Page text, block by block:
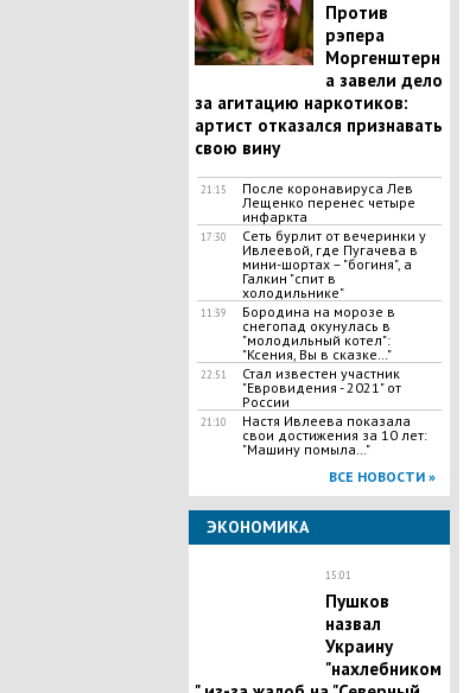
Против
рэпера
Моргенштерн
а завели дело
за агитацию наркотиков:
артист отказался признавать
свою вину
21:15
После коронавируса Лев
Лещенко перенес четыре
инфаркта
17:30
Сеть бурлит от вечеринки у
Ивлеевой, где Пугачева в
мини-шортах – "богиня", а
Галкин "спит в
холодильнике"
11:39
Бородина на морозе в
снегопад окунулась в
"молодильный котел":
"Ксения, Вы в сказке…"
22:51
Стал известен участник
"Евровидения - 2021" от
России
21:10
Настя Ивлеева показала
свои достижения за 10 лет:
"Машину помыла…"
ВСЕ НОВОСТИ »
ЭКОНОМИКА
15:01
Пушков
назвал
Украину
"нахлебником